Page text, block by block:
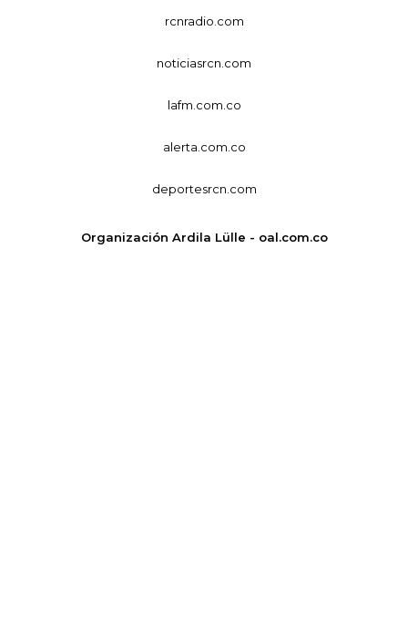
rcnradio.com
noticiasrcn.com
lafm.com.co
alerta.com.co
deportesrcn.com
Organización Ardila Lülle - oal.com.co